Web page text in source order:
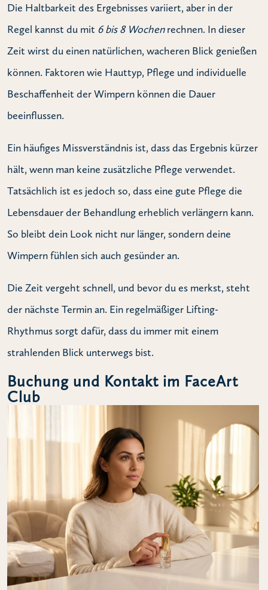
Die Haltbarkeit des Ergebnisses variiert, aber in der
Regel kannst du mit 6 bis 8 Wochenrechnen. In dieser
Zeit wirst du einen natürlichen, wacheren Blick genießen
können. Faktoren wie Hauttyp, Pflege und individuelle
Beschaffenheit der Wimpern können die Dauer
beeinflussen.
Ein häufiges Missverständnis ist, dass das Ergebnis kürzer
hält, wenn man keine zusätzliche Pflege verwendet.
Tatsächlich ist es jedoch so, dass eine gute Pflege die
Lebensdauer der Behandlung erheblich verlängern kann.
So bleibt dein Look nicht nur länger, sondern deine
Wimpern fühlen sich auch gesünder an.
Die Zeit vergeht schnell, und bevor du es merkst, steht
der nächste Termin an. Ein regelmäßiger Lifting-
Rhythmus sorgt dafür, dass du immer mit einem
strahlenden Blick unterwegs bist.
Buchung und Kontakt im FaceArt
Club